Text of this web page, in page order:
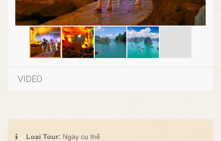
VIDEO
Loại Tour: Ngày cụ thể